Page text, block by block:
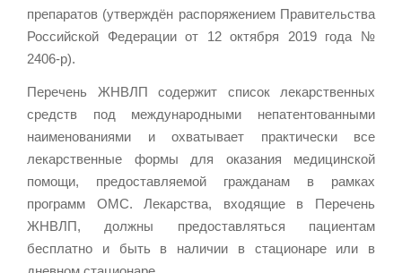
препаратов (утверждён распоряжением Правительства
Российской Федерации от 12 октября 2019 года №
2406-р).
Перечень ЖНВЛП содержит список лекарственных
средств под международными непатентованными
наименованиями и охватывает практически все
лекарственные формы для оказания медицинской
помощи, предоставляемой гражданам в рамках
программ ОМС. Лекарства, входящие в Перечень
ЖНВЛП, должны предоставляться пациентам
бесплатно и быть в наличии в стационаре или в